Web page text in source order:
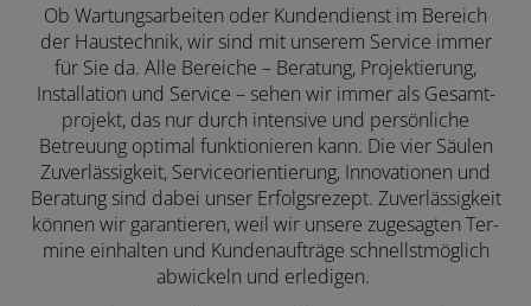
Ob Wartungs­arbeiten oder Kunden­dienst im Bereich
der Haustechnik, wir sind mit unserem Service immer
für Sie da. Alle Bereiche – Bera­tung, Projek­tierung,
Instal­lation und Ser­vice – sehen wir immer als Gesamt­
projekt, das nur durch inten­sive und persön­liche
Betreu­ung opti­mal funktio­nieren kann. Die vier Säulen
Zuver­lässig­keit, Service­orien­tierung, Inno­vatio­nen und
Bera­tung sind dabei unser Erfolgs­rezept. Zuver­lässig­keit
können wir garan­tieren, weil wir unsere zuge­sag­ten Ter­
mine ein­hal­ten und Kunden­aufträge schnellst­möglich
abwi­ckeln und erle­digen.